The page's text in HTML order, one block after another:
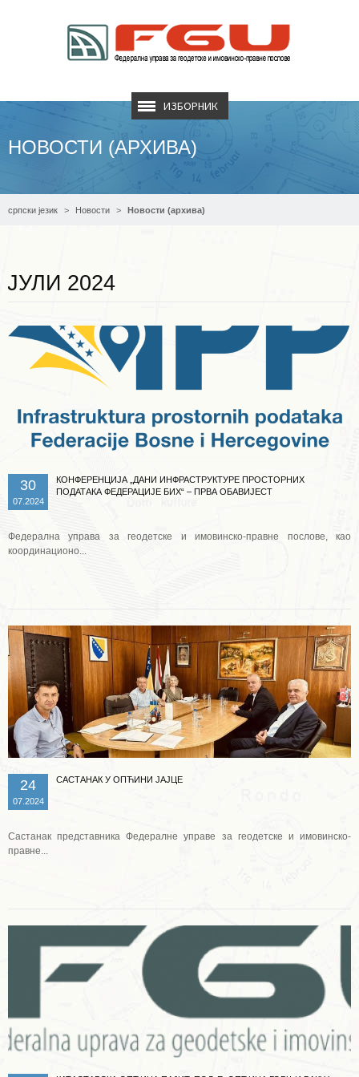
ИЗБОРНИК
НОВОСТИ (АРХИВА)
српски језик Новости Новости (архива)
ЈУЛИ 2024
30
07.2024
КОНФЕРЕНЦИЈА „ДАНИ ИНФРАСТРУКТУРЕ ПРОСТОРНИХ
ПОДАТАКА ФЕДЕРАЦИЈЕ БИХ“ – ПРВА ОБАВИЈЕСТ
Федерална управа за геодетске и имовинско-правне послове, као
координационо...
24
07.2024
САСТАНАК У ОПЋИНИ ЈАЈЦЕ
Састанак представника Федералне управе за геодетске и имовинско-
правне...